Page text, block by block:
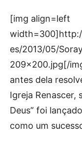
[img align=left
es/2013/05/
209×200.jpg[/
antes dela
Igreja Renascer,
Deus” foi
como um